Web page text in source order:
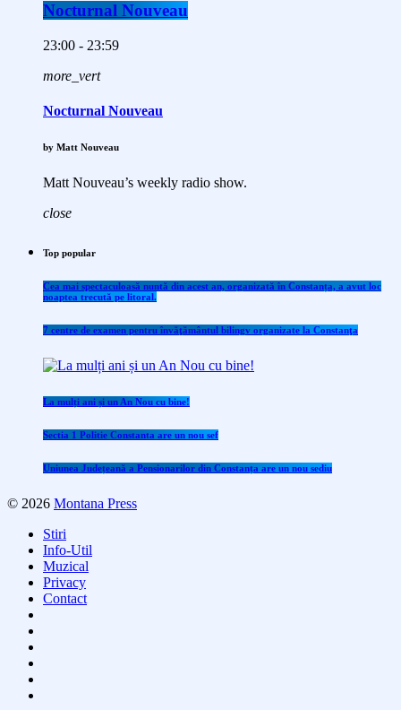
Nocturnal Nouveau
23:00 - 23:59
more_vert
Nocturnal Nouveau
by Matt Nouveau
Matt Nouveau’s weekly radio show.
close
Top popular
Cea mai spectaculoasă nuntă din acest an, organizată în Constanța, a avut loc
noaptea trecută pe litoral.
7 centre de examen pentru învăţământul bilingv organizate la Constanţa
La mulți ani și un An Nou cu bine!
Sectia 1 Politie Constanta are un nou sef
Uniunea Județeană a Pensionarilor din Constanța are un nou sediu
© 2026 Montana Press
Stiri
Info-Util
Muzical
Privacy
Contact